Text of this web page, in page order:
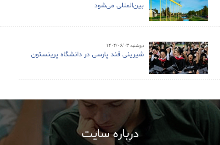
بین‌المللی می‌شود
دوشنبه ۱۴۰۴/۰۶/۰۳
شیرینی قند پارسی در دانشگاه پرینستون
درباره سایت